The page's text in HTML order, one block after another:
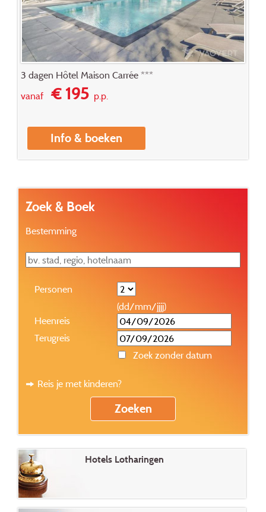
3 dagen Hôtel Maison Carrée ***
vanaf€ 195p.p.
Info & boeken
Zoek & Boek
Bestemming
Personen
(dd/mm/jjjj)
Heenreis
Terugreis
Zoek zonder datum
Reis je met kinderen?
Hotels Lotharingen